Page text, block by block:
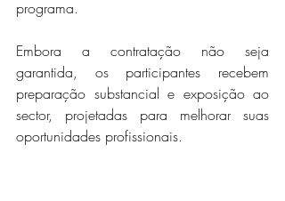
programa.
Embora a contratação não seja
garantida, os participantes recebem
preparação substancial e exposição ao
sector, projetadas para melhorar suas
oportunidades profissionais.